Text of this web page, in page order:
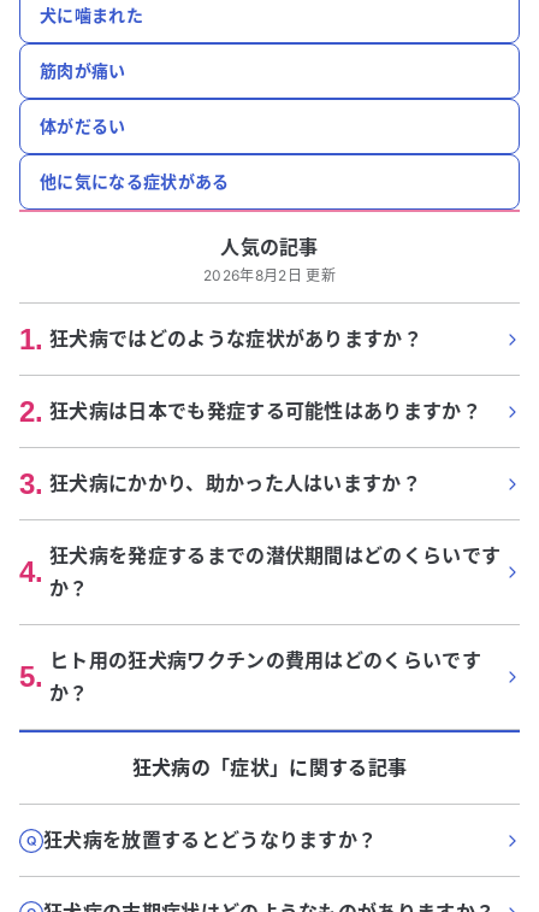
犬に噛まれた
筋肉が痛い
体がだるい
他に気になる症状がある
人気の記事
2026年8月2日 更新
1. 狂犬病ではどのような症状がありますか？
2. 狂犬病は日本でも発症する可能性はありますか？
3. 狂犬病にかかり、助かった人はいますか？
4. 狂犬病を発症するまでの潜伏期間はどのくらいです
か？
5. ヒト用の狂犬病ワクチンの費用はどのくらいです
か？
狂犬病の「症状」に関する記事
狂犬病を放置するとどうなりますか？